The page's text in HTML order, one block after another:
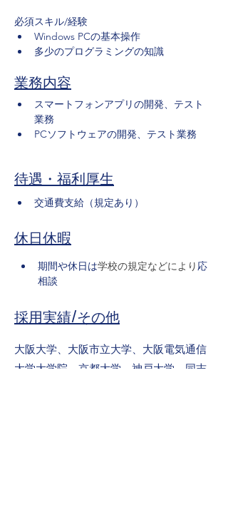
必須スキル/経験
Windows PCの基本操作
多少のプログラミングの知識
業務内容
スマートフォンアプリの開発、テスト
業務
PCソフトウェアの開発、テスト業務
待遇・福利厚生
交通費支給（規定あり）
休日休暇
期間や休日は学校の規定などにより 応
相談
採用実績/その他
大阪大学、大阪市立大学、大阪電気通信
大学大学院、京都大学、神戸大学、同志